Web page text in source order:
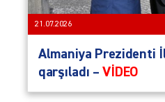
21.07.2026
Almaniya Prezidenti
qarşıladı –VİDEO